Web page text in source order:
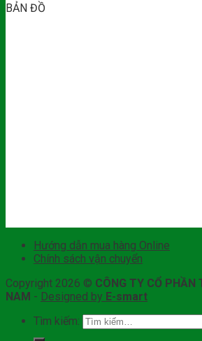
BẢN ĐỒ
Hướng dẫn mua hàng Online
Chính sách vận chuyển
Copyright 2026 © CÔNG TY CỔ PHẦN
NAM - Designed by E-smart
Tìm kiếm: